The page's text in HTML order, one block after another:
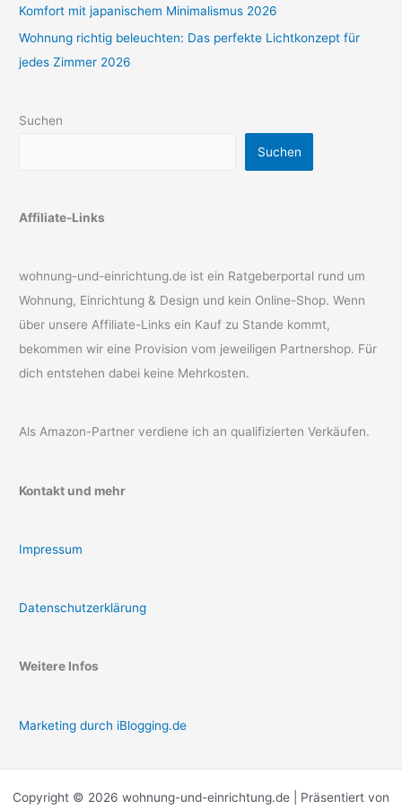
Komfort mit japanischem Minimalismus 2026
Wohnung richtig beleuchten: Das perfekte Lichtkonzept für
jedes Zimmer 2026
Suchen
Suchen
Affiliate-Links
wohnung-und-einrichtung.de ist ein Ratgeberportal rund um
Wohnung, Einrichtung & Design und kein Online-Shop. Wenn
über unsere Affiliate-Links ein Kauf zu Stande kommt,
bekommen wir eine Provision vom jeweiligen Partnershop. Für
dich entstehen dabei keine Mehrkosten.
Als Amazon-Partner verdiene ich an qualifizierten Verkäufen.
Kontakt und mehr
Impressum
Datenschutzerklärung
Weitere Infos
Marketing durch iBlogging.de
Copyright © 2026 wohnung-und-einrichtung.de | Präsentiert von